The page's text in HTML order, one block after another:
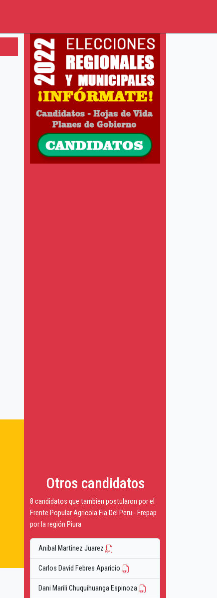
Otros candidatos
8 candidatos que tambien postularon por el
Frente Popular Agricola Fia Del Peru - Frepap
por la región Piura
Anibal Martinez Juarez
Carlos David Febres Aparicio
Dani Marili Chuquihuanga Espinoza